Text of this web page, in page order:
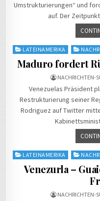
Umstrukturierungen“ und
auf. Der
Posted
LATEINAMERIKA
Maduro fordert
NACHRICHTEN-
Venezuelas Präsident
Restrukturierung seiner
Rodriguez auf Twitter
Posted
LATEINAMERIKA
Venezurla –
NACHRICHTEN-